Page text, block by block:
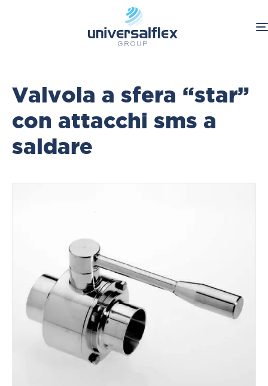
Valvole
Valvola a sfera “star”
con attacchi sms a
saldare